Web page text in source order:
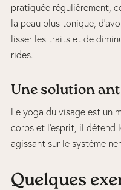
pratiquée régulièrement,
la peau plus tonique,
lisser les traits et de
rides.
Une solution
Le yoga du visage est un
corps et l’esprit, il détend
agissant sur le système
Quelques